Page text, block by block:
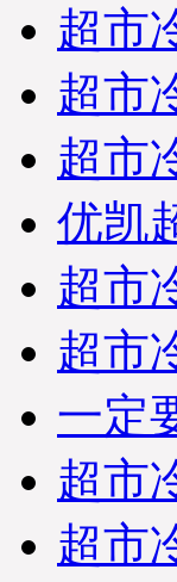
超市
超市
超市
优凯
超市
超市
一定
超市
超市